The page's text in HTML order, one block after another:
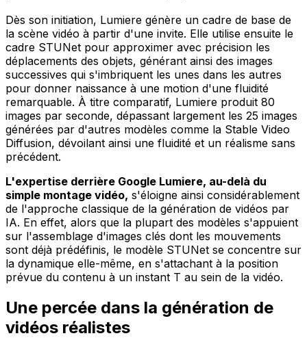
Dès son initiation, Lumiere génère un cadre de base de
la scène vidéo à partir d'une invite. Elle utilise ensuite le
cadre STUNet pour approximer avec précision les
déplacements des objets, générant ainsi des images
successives qui s'imbriquent les unes dans les autres
pour donner naissance à une motion d'une fluidité
remarquable. À titre comparatif, Lumiere produit 80
images par seconde, dépassant largement les 25 images
générées par d'autres modèles comme la Stable Video
Diffusion, dévoilant ainsi une fluidité et un réalisme sans
précédent.
L'expertise derrière Google Lumiere, au-delà du
simple montage vidéo, s'éloigne ainsi considérablement
de l'approche classique de la génération de vidéos par
IA. En effet, alors que la plupart des modèles s'appuient
sur l'assemblage d'images clés dont les mouvements
sont déjà prédéfinis, le modèle STUNet se concentre sur
la dynamique elle-même, en s'attachant à la position
prévue du contenu à un instant T au sein de la vidéo.
Une percée dans la génération de
vidéos réalistes